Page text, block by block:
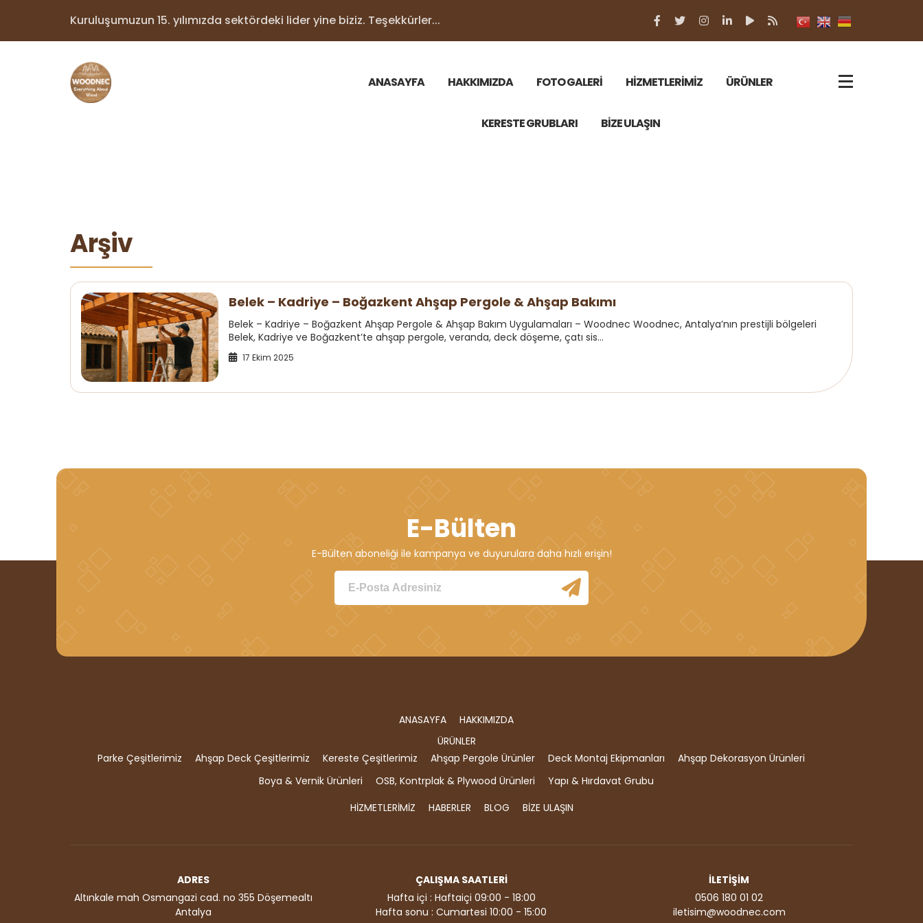
Kuruluşumuzun 15. yılımızda sektördeki lider yine biziz. Teşekkürler...
ANASAYFA HAKKIMIZDA FOTO GALERİ HİZMETLERİMİZ ÜRÜNLER
KERESTE GRUBLARI BİZE ULAŞIN
Arşiv
Belek – Kadriye – Boğazkent Ahşap Pergole & Ahşap Bakımı
Belek – Kadriye – Boğazkent Ahşap Pergole & Ahşap Bakım Uygulamaları – Woodnec Woodnec, Antalya’nın prestijli bölgeleri
Belek, Kadriye ve Boğazkent’te ahşap pergole, veranda, deck döşeme, çatı sis...
17 Ekim 2025
E-Bülten
E-Bülten aboneliği ile kampanya ve duyurulara daha hızlı erişin!
ANASAYFA
HAKKIMIZDA
ÜRÜNLER
Parke Çeşitlerimiz
Ahşap Deck Çeşitlerimiz Kereste Çeşitlerimiz Ahşap Pergole Ürünler Deck Montaj Ekipmanları
Ahşap Dekorasyon Ürünleri
Boya & Vernik Ürünleri
OSB, Kontrplak & Plywood Ürünleri
Yapı & Hırdavat Grubu
HİZMETLERİMİZ
HABERLER BLOG BİZE ULAŞIN
ADRES
Altınkale mah Osmangazi cad. no 355 Döşemealtı
Antalya
ÇALIŞMA SAATLERİ
Hafta içi : Haftaiçi 09:00 - 18:00
Hafta sonu : Cumartesi 10:00 - 15:00
İLETİŞİM
0506 180 01 02
iletisim@woodnec.com